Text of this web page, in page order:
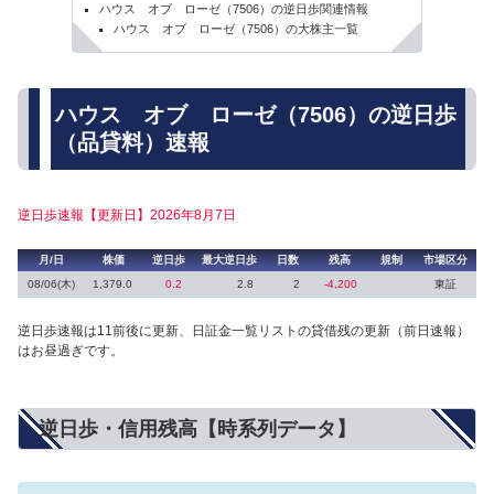
ハウス オブ ローゼ（7506）の逆日歩関連情報
ハウス オブ ローゼ（7506）の大株主一覧
ハウス オブ ローゼ（7506）の逆日歩
（品貸料）速報
逆日歩速報【更新日】2026年8月7日
月/日 株価 逆日歩 最大逆日歩 日数 残高 規制
市場区分
08/06(木)
1,379.0 0.2 2.8 2 -4,200 東証
逆日歩速報は11前後に更新、日証金一覧リストの貸借残の更新（前日速報）
はお昼過ぎです。
逆日歩・信用残高【時系列データ】